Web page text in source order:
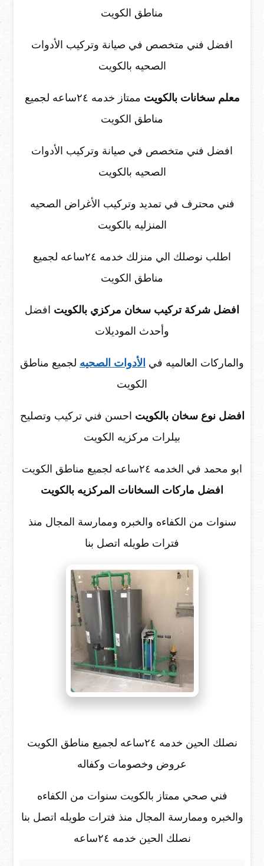
مناطق الكويت
افضل فني متخصص في صيانة وتركيب الأدوات
الصحيه بالكويت
معلم سخانات بالكويت
ممتاز خدمه ٢٤ساعه لجميع
مناطق الكويت
افضل فني متخصص في صيانة وتركيب الأدوات
الصحيه بالكويت
فني محترف في تمديد وتركيب الأغراض الصحيه
المنزليه بالكويت
اطلب نوصلك الي منزلك خدمه ٢٤ساعه لجميع
مناطق الكويت
افضل شركة تركيب سخان مركزي بالكويت افضل
وأحدث الموديلات
والماركات العالميه في الأدوات الصحيه لجميع مناطق
الكويت
افضل نوع سخان بالكويت احسن فني تركيب وتصليح
بيلرات مركزيه الكويت
ابو محمد في الخدمه ٢٤ساعه لجميع مناطق الكويت
افضل ماركات السخانات المركزيه بالكويت
سنوات من الكفاءه والخبره وممارسة المجال منذ
فترات طويله اتصل بنا
نصلك الحين خدمه ٢٤ساعه لجميع مناطق الكويت
عروض وخصومات وكفاله
فني صحي ممتاز بالكويت سنوات من الكفاءه
والخبره وممارسة المجال منذ فترات طويله اتصل بنا
نصلك الحين خدمه ٢٤ساعه